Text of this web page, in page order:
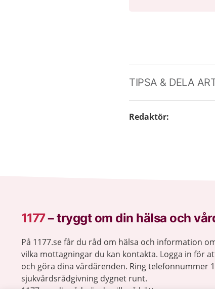
TIPSA & DELA
Redaktör:
1177–tryggt om din hälsa och
På 1177.se får du råd om hälsa och information
vilka mottagningar du kan kontakta. Logga in för
och göra dina vårdärenden. Ring telefonnummer
sjukvårdsrådgivning dygnet runt.